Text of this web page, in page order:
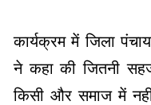
कार्यक्रम में जिला
ने कहा की जितनी
किसी और समाज में